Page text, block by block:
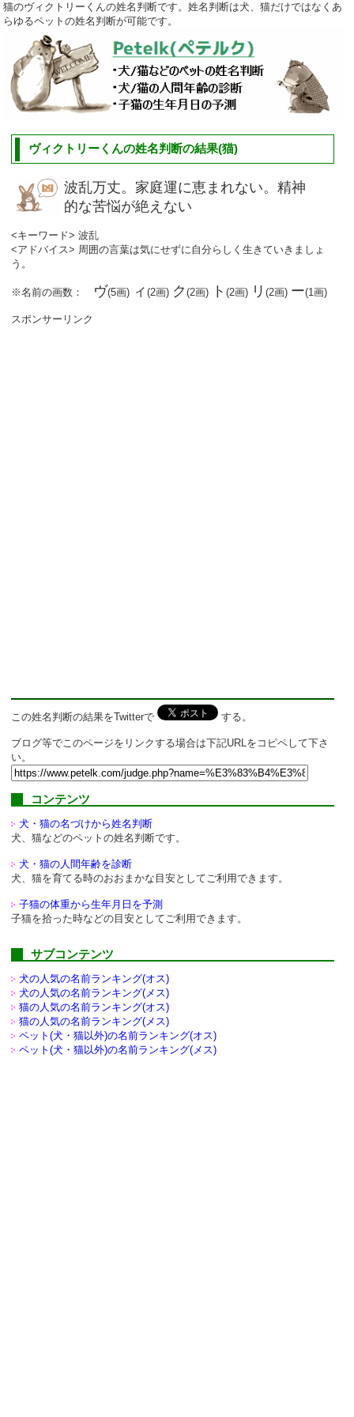
猫のヴィクトリーくんの姓名判断です。姓名判断は犬、猫だけではなくあ
らゆるペットの姓名判断が可能です。
ヴィクトリーくんの姓名判断の結果(猫)
波乱万丈。家庭運に恵まれない。精神
的な苦悩が絶えない
<キーワード> 波乱
<アドバイス> 周囲の言葉は気にせずに自分らしく生きていきましょ
う。
※名前の画数： ヴ(5画) ィ(2画) ク(2画) ト(2画) リ(2画) ー(1画)
スポンサーリンク
この姓名判断の結果をTwitterで する。
ブログ等でこのページをリンクする場合は下記URLをコピペして下さ
い。
コンテンツ
犬・猫の名づけから姓名判断
犬、猫などのペットの姓名判断です。
犬・猫の人間年齢を診断
犬、猫を育てる時のおおまかな目安としてご利用できます。
子猫の体重から生年月日を予測
子猫を拾った時などの目安としてご利用できます。
サブコンテンツ
犬の人気の名前ランキング(オス)
犬の人気の名前ランキング(メス)
猫の人気の名前ランキング(オス)
猫の人気の名前ランキング(メス)
ペット(犬・猫以外)の名前ランキング(オス)
ペット(犬・猫以外)の名前ランキング(メス)